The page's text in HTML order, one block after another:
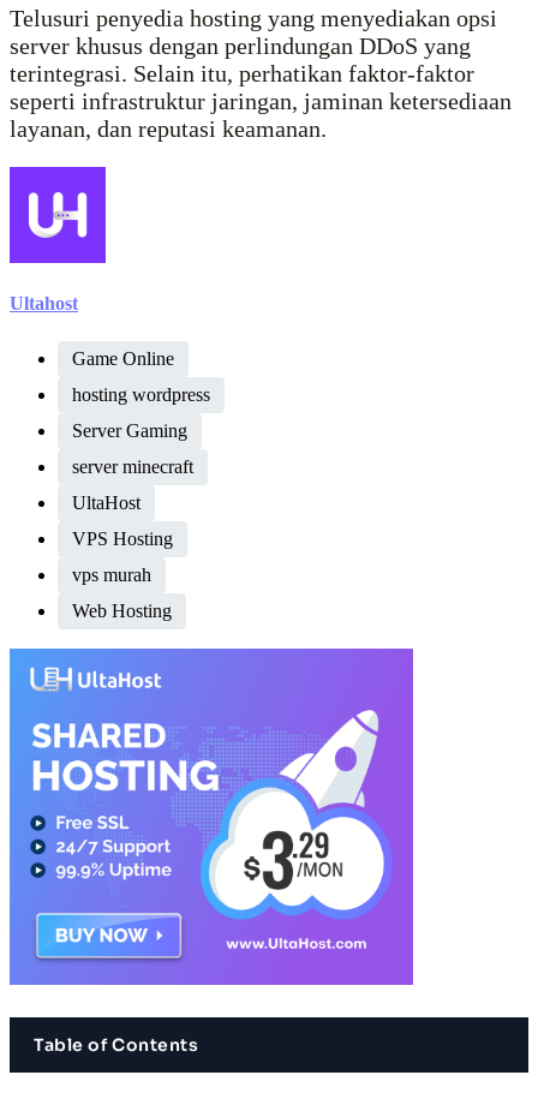
Telusuri penyedia hosting yang menyediakan opsi
server khusus dengan perlindungan DDoS yang
terintegrasi. Selain itu, perhatikan faktor-faktor
seperti infrastruktur jaringan, jaminan ketersediaan
layanan, dan reputasi keamanan.
Ultahost
Game Online
hosting wordpress
Server Gaming
server minecraft
UltaHost
VPS Hosting
vps murah
Web Hosting
Table of Contents